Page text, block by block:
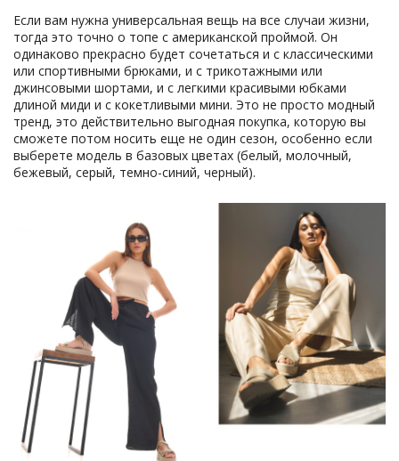
Если вам нужна универсальная вещь на все случаи жизни,
тогда это точно о топе с американской проймой. Он
одинаково прекрасно будет сочетаться и с классическими
или спортивными брюками, и с трикотажными или
джинсовыми шортами, и с легкими красивыми юбками
длиной миди и с кокетливыми мини. Это не просто модный
тренд, это действительно выгодная покупка, которую вы
сможете потом носить еще не один сезон, особенно если
выберете модель в базовых цветах (белый, молочный,
бежевый, серый, темно-синий, черный).